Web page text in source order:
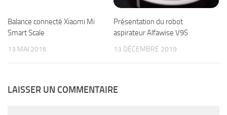
Balance connecté Xiaomi Mi
Smart Scale
13 MAI 2016
Présentation du robot
aspirateur Alfawise V9S
13 DÉCEMBRE 2019
LAISSER UN COMMENTAIRE